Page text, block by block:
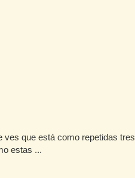
ves que está como repetidas tres
estas ...